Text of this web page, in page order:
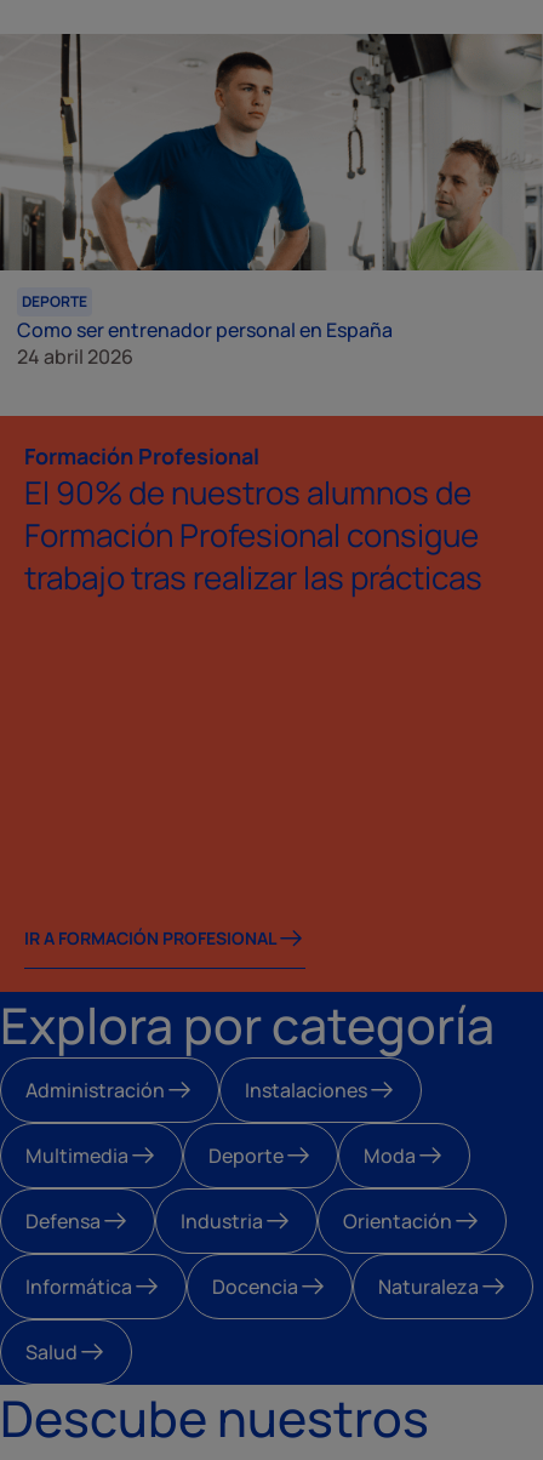
DEPORTE
Como ser entrenador personal en España
24 abril 2026
Formación Profesional
El 90% de nuestros alumnos de
Formación Profesional consigue
trabajo tras realizar las prácticas
IR A FORMACIÓN PROFESIONAL
Explora por categoría
Administración Instalaciones
Multimedia Deporte Moda
Defensa Industria Orientación
Informática Docencia Naturaleza
Salud
Descube nuestros